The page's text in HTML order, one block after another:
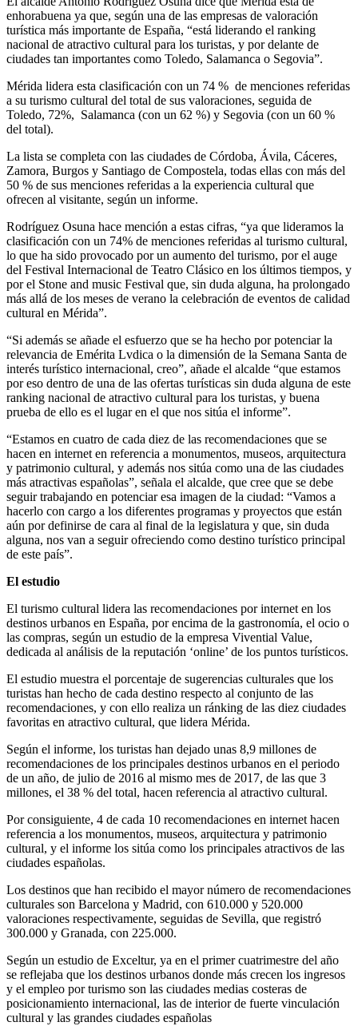
enhorabuena ya que, según una de las empresas de valoración
turística más importante de España, “está liderando el ranking
nacional de atractivo cultural para los turistas, y por delante de
ciudades tan importantes como Toledo, Salamanca o Segovia”.
Mérida lidera esta clasificación con un 74 % de menciones referidas
a su turismo cultural del total de sus valoraciones, seguida de
Toledo, 72%, Salamanca (con un 62 %) y Segovia (con un 60 %
del total).
La lista se completa con las ciudades de Córdoba, Ávila, Cáceres,
Zamora, Burgos y Santiago de Compostela, todas ellas con más del
50 % de sus menciones referidas a la experiencia cultural que
ofrecen al visitante, según un informe.
Rodríguez Osuna hace mención a estas cifras, “ya que lideramos la
clasificación con un 74% de menciones referidas al turismo cultural,
lo que ha sido provocado por un aumento del turismo, por el auge
del Festival Internacional de Teatro Clásico en los últimos tiempos, y
por el Stone and music Festival que, sin duda alguna, ha prolongado
más allá de los meses de verano la celebración de eventos de calidad
cultural en Mérida”.
“Si además se añade el esfuerzo que se ha hecho por potenciar la
relevancia de Emérita Lvdica o la dimensión de la Semana Santa de
interés turístico internacional, creo”, añade el alcalde “que estamos
por eso dentro de una de las ofertas turísticas sin duda alguna de este
ranking nacional de atractivo cultural para los turistas, y buena
prueba de ello es el lugar en el que nos sitúa el informe”.
“Estamos en cuatro de cada diez de las recomendaciones que se
hacen en internet en referencia a monumentos, museos, arquitectura
y patrimonio cultural, y además nos sitúa como una de las ciudades
más atractivas españolas”, señala el alcalde, que cree que se debe
seguir trabajando en potenciar esa imagen de la ciudad: “Vamos a
hacerlo con cargo a los diferentes programas y proyectos que están
aún por definirse de cara al final de la legislatura y que, sin duda
alguna, nos van a seguir ofreciendo como destino turístico principal
de este país”.
El estudio
El turismo cultural lidera las recomendaciones por internet en los
destinos urbanos en España, por encima de la gastronomía, el ocio o
las compras, según un estudio de la empresa Vivential Value,
dedicada al análisis de la reputación ‘online’ de los puntos turísticos.
El estudio muestra el porcentaje de sugerencias culturales que los
turistas han hecho de cada destino respecto al conjunto de las
recomendaciones, y con ello realiza un ránking de las diez ciudades
favoritas en atractivo cultural, que lidera Mérida.
Según el informe, los turistas han dejado unas 8,9 millones de
recomendaciones de los principales destinos urbanos en el periodo
de un año, de julio de 2016 al mismo mes de 2017, de las que 3
millones, el 38 % del total, hacen referencia al atractivo cultural.
Por consiguiente, 4 de cada 10 recomendaciones en internet hacen
referencia a los monumentos, museos, arquitectura y patrimonio
cultural, y el informe los sitúa como los principales atractivos de las
ciudades españolas.
Los destinos que han recibido el mayor número de recomendaciones
culturales son Barcelona y Madrid, con 610.000 y 520.000
valoraciones respectivamente, seguidas de Sevilla, que registró
300.000 y Granada, con 225.000.
Según un estudio de Exceltur, ya en el primer cuatrimestre del año
se reflejaba que los destinos urbanos donde más crecen los ingresos
y el empleo por turismo son las ciudades medias costeras de
posicionamiento internacional, las de interior de fuerte vinculación
cultural y las grandes ciudades españolas